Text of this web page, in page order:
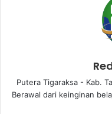
Putera Tigaraksa - Kab.
Berawal dari keinginan